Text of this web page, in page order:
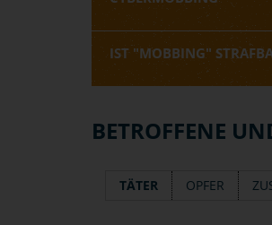
IST "MOBBING"
BETROFFENE
TÄTER OPFER